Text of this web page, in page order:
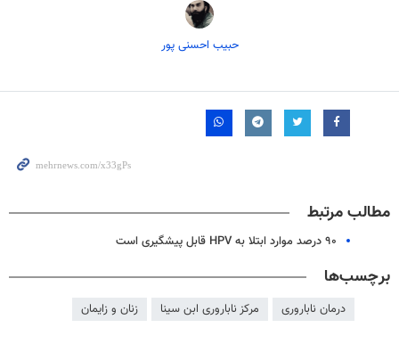
حبیب احسنی پور
مطالب مرتبط
۹۰ درصد موارد ابتلا به HPV قابل پیشگیری است
برچسب‌ها
درمان ناباروری مرکز ناباروری ابن سینا زنان و زایمان